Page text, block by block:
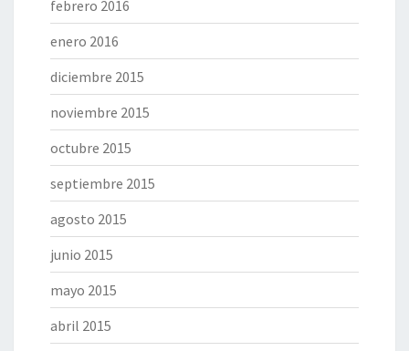
febrero 2016
enero 2016
diciembre 2015
noviembre 2015
octubre 2015
septiembre 2015
agosto 2015
junio 2015
mayo 2015
abril 2015